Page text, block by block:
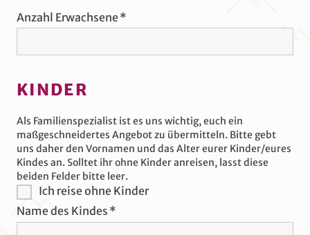
Anzahl Erwachsene
KINDER
Als Familienspezialist ist es uns wichtig, euch ein
maßgeschneidertes Angebot zu übermitteln. Bitte gebt
uns daher den Vornamen und das Alter eurer Kinder/eures
Kindes an. Solltet ihr ohne Kinder anreisen, lasst diese
beiden Felder bitte leer.
Ich reise ohne Kinder
Name des Kindes